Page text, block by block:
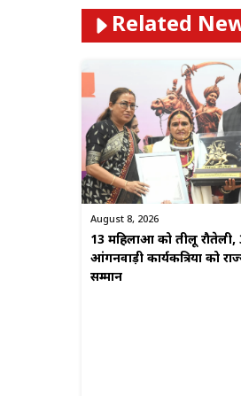
Related
August 8, 2026
13 महिलाओं को तीलू रौतेली,
आंगनवाड़ी कार्यकत्रियों को
सम्मान